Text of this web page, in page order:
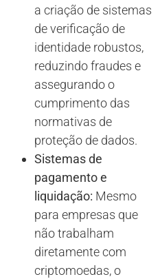
a criação de sistemas
de verificação de
identidade robustos,
reduzindo fraudes e
assegurando o
cumprimento das
normativas de
proteção de dados.
Sistemas de
pagamento e
liquidação: Mesmo
para empresas que
não trabalham
diretamente com
criptomoedas, o